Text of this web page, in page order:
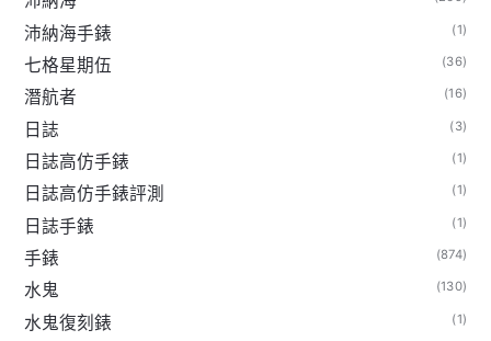
沛納海手錶 (1)
七格星期伍 (36)
潛航者 (16)
日誌 (3)
日誌高仿手錶 (1)
日誌高仿手錶評測 (1)
日誌手錶 (1)
手錶 (874)
水鬼 (130)
水鬼復刻錶 (1)